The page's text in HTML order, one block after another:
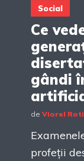
Social
Ce
gândi
de Viorel
profeții